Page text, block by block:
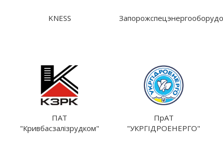
KNESS
ПАТ
"Кривбасзалізрудком"
ПрАТ
"УКРГІДРОЕНЕРГО"